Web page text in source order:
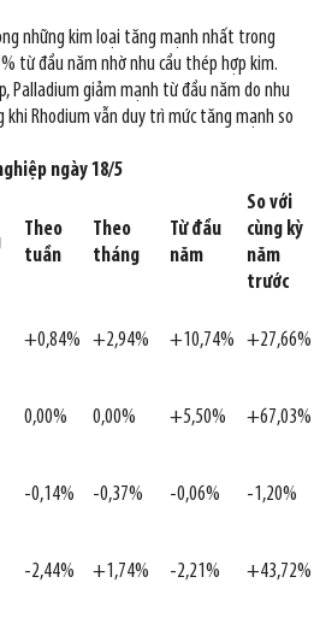
những kim loại tăng mạnh nhất trong
từ đầu năm nhờ nhu cầu thép hợp kim.
Palladium giảm mạnh từ đầu năm do nhu
Rhodium vẫn duy trì mức tăng mạnh so
ngày 18/5
Theo
tuần
Theo
tháng
Từ đầu
năm
So với
cùng kỳ
năm
trước
+0,84% +2,94% +10,74% +27,66%
0,00% 0,00% +5,50% +67,03%
-0,14% -0,37% -0,06% -1,20%
-2,44% +1,74% -2,21% +43,72%